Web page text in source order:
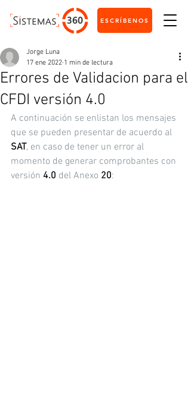
ESCRÍBENOS
Errores de Validacion para el
CFDI versión 4.0
Jorge Luna
17 ene 2022 1 min de lectura
A continuación se enlistan los mensajes
que se pueden presentar de acuerdo al
SAT, en caso de tener un error al
momento de generar comprobantes con
versión 4.0 del Anexo 20: